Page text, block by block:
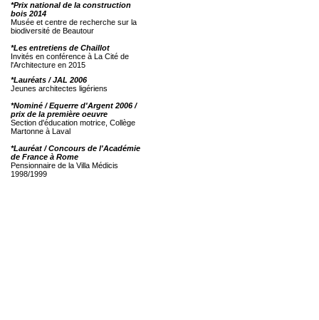
*Prix national de la construction
bois 2014
Musée et centre de recherche sur la
biodiversité de Beautour
*Les entretiens de Chaillot
Invités en conférence à La Cité de
l'Architecture en 2015
*Lauréats / JAL 2006
Jeunes architectes ligériens
*Nominé / Equerre d'Argent 2006 /
prix de la première oeuvre
Section d'éducation motrice, Collège
Martonne à Laval
*Lauréat / Concours de l'Académie
de France à Rome
Pensionnaire de la Villa Médicis
1998/1999